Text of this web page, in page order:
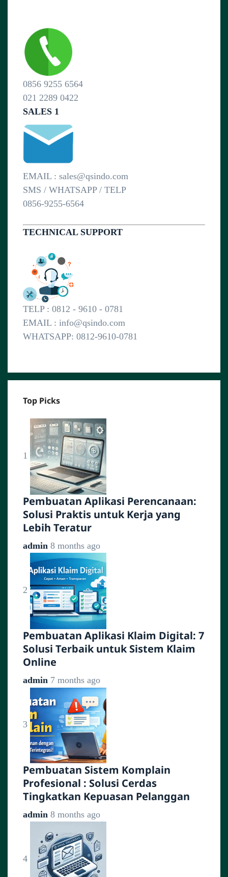
0856 9255 6564
021 2289 0422
SALES 1
EMAIL : sales@qsindo.com
SMS / WHATSAPP / TELP
0856-9255-6564
TECHNICAL SUPPORT
TELP : 0812 - 9610 - 0781
EMAIL : info@qsindo.com
WHATSAPP: 0812-9610-0781
Top Picks
1
Pembuatan Aplikasi Perencanaan:
Solusi Praktis untuk Kerja yang
Lebih Teratur
admin 8 months ago
2
Pembuatan Aplikasi Klaim Digital: 7
Solusi Terbaik untuk Sistem Klaim
Online
admin 7 months ago
3
Pembuatan Sistem Komplain
Profesional : Solusi Cerdas
Tingkatkan Kepuasan Pelanggan
admin 8 months ago
4